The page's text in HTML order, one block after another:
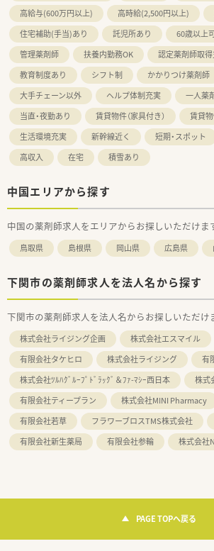
高給与(600万円以上)
高時給(2,500円以上)
住宅補助(手当)あり
託児所あり 60歳以上
管理薬剤師
扶養内勤務OK
認定薬剤師取
教育制度あり
シフト制 かかりつけ薬剤師
大手チェーン以外
ヘルプ体制充実
一人薬
当直・夜勤あり
賃貸物件（家具付き）
賃貸物
生活環境充実
新幹線近く 短期・スポット
高収入
在宅 積雪あり
中国エリアから探す
中国の薬剤師求人をエリアからお探しいただけま
鳥取県 島根県 岡山県 広島県
下関市の薬剤師求人を法人名から探す
下関市の薬剤師求人を法人名からお探しいただけ
株式会社ライジング企画 株式会社エスマイル
有限会社タケヒロ
株式会社ライジング
有
株式会社ﾂﾙﾊｸﾞﾙｰﾌﾟﾄﾞﾗｯｸﾞ＆ﾌｧ-ﾏｼｰ西日本
株式
有限会社ティープラン
株式会社MINI Pharmacy
有限会社若草
フラワーブロスTMS株式会社
有限会社新生薬局
有限会社参輪 株式会社
PAGE TOPへ戻る